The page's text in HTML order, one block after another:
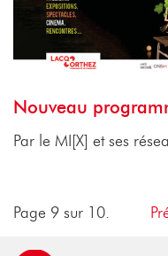
Nouveau
Par le MI[X] et ses
Page 9 sur 10.